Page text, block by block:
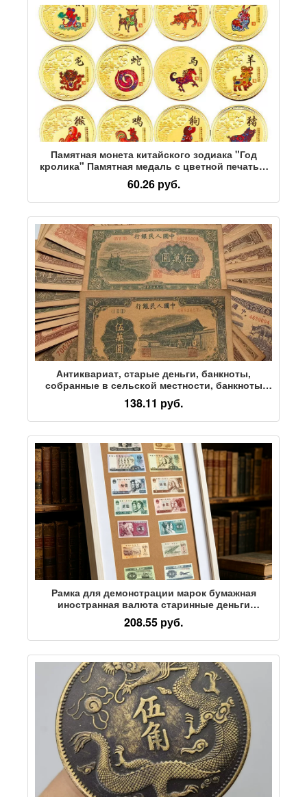
Памятная монета китайского зодиака "Год
кролика" Памятная медаль с цветной печатью
"Золотой Зодиак" Полный набор счастливых
украшений Бронзовые китайские новогодние
монеты
60.26 руб.
Антиквариат, старые деньги, банкноты,
собранные в сельской местности, банкноты
Китайской Республики, монеты, ранние монеты,
антиквариат, коллекция, обучение, памятные
принадлежности
138.11 руб.
Рамка для демонстрации марок бумажная
иностранная валюта старинные деньги
коллекция памятных монет фоторамка
коллекция старых марок корешок билета
продовольственный талон рамка для билетов
208.55 руб.